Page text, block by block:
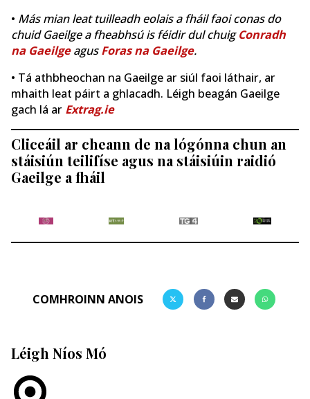
• Más mian leat tuilleadh eolais a fháil faoi conas do
chuid Gaeilge a fheabhsú is féidir dul chuigConradh
na GaeilgeagusForas na Gaeilge.
• Tá athbheochan na Gaeilge ar siúl faoi láthair, ar
mhaith leat páirt a ghlacadh. Léigh beagán Gaeilge
gach lá ar Extrag.ie
Cliceáil ar cheann de na lógónna chun an
stáisiún teilifíse agus na stáisiúin raidió
Gaeilge a fháil
COMHROINN ANOIS
Léigh Níos Mó